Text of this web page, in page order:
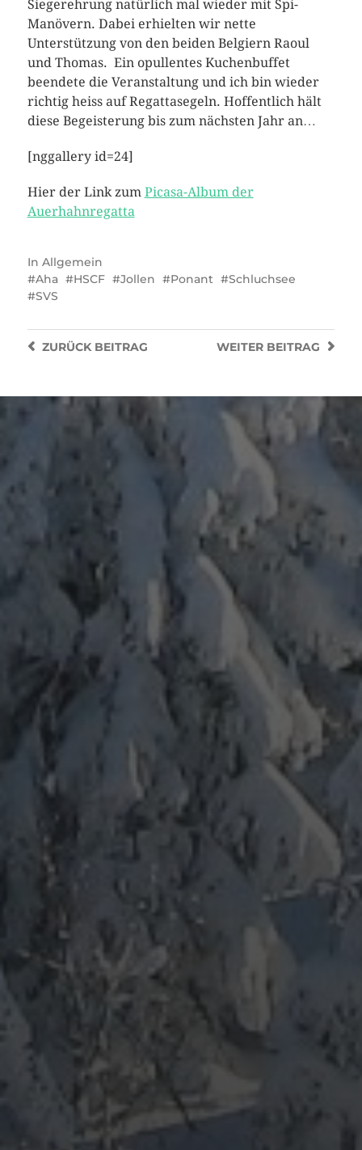
Siegerehrung natürlich mal wieder mit Spi-
Manövern. Dabei erhielten wir nette
Unterstützung von den beiden Belgiern Raoul
und Thomas. Ein opullentes Kuchenbuffet
beendete die Veranstaltung und ich bin wieder
richtig heiss auf Regattasegeln. Hoffentlich hält
diese Begeisterung bis zum nächsten Jahr an…
[nggallery id=24]
Hier der Link zum Picasa-Album der
Auerhahnregatta
In Allgemein
Aha
HSCF Jollen Ponant
Schluchsee
SVS
WEITER BEITRAG
ZURÜCKBEITRAG